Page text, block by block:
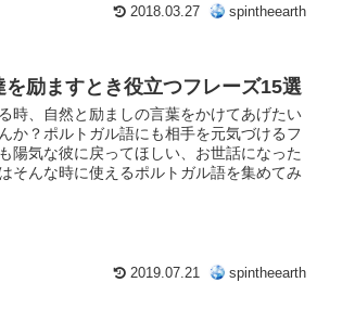
2018.03.27 spintheearth
励ますとき役立つフレーズ15選
時、自然と励ましの言葉をかけてあげたい
か？ポルトガル語にも相手を元気づけるフ
陽気な彼に戻ってほしい、お世話になった
そんな時に使えるポルトガル語を集めてみ
2019.07.21 spintheearth